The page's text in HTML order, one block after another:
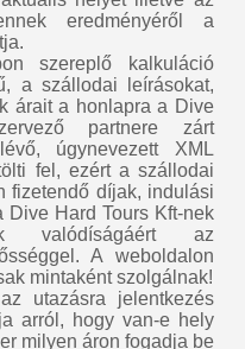
eredményéről a
szereplő kalkuláció
a szállodai leírásokat,
árait a honlapra a Dive
partnere zárt
úgynevezett XML
fel, ezért a szállodai
fizetendő díjak, indulási
Dive Hard Tours Kft-nek
valódíságáért az
A weboldalon
mintaként szolgálnak!
utazásra jelentkezés
arról, hogy van-e hely
milyen áron fogadja be